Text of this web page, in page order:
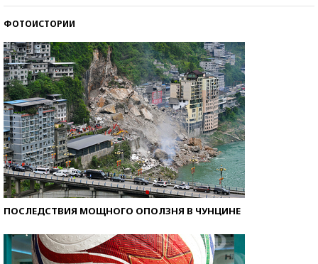
ФОТОИСТОРИИ
ПОСЛЕДСТВИЯ МОЩНОГО ОПОЛЗНЯ В ЧУНЦИНЕ